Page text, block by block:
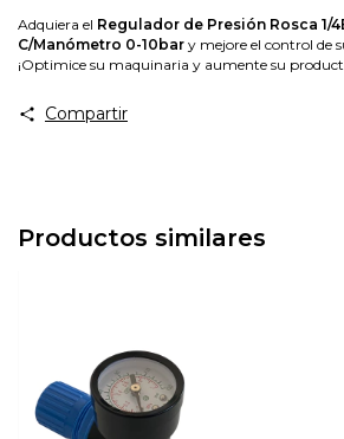
Adquiera el Regulador de Presión Rosca 1/
C/Manómetro 0-10bar y mejore el control de
¡Optimice su maquinaria y aumente su
Compartir
Productos similares